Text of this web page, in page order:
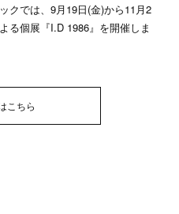
クでは、9月19日(金)から11月2
る個展『I.D 1986』を開催しま
こちら